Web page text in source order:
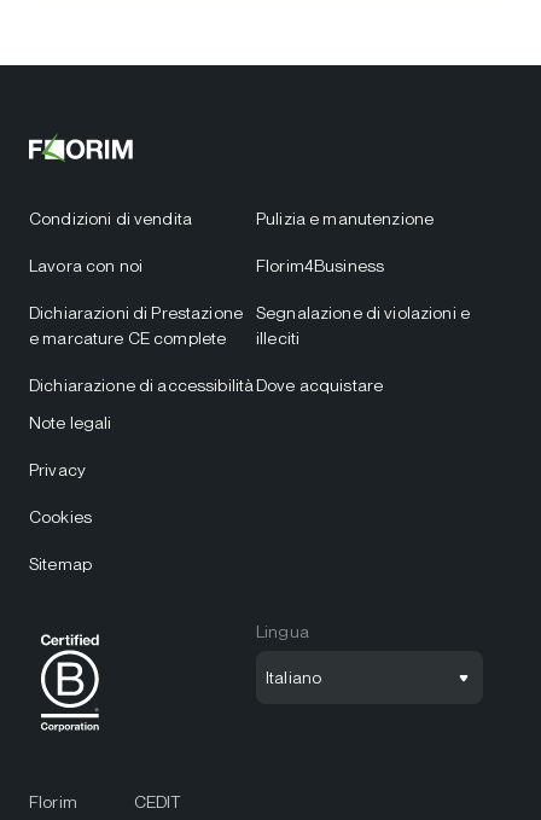
Condizioni di vendita
Lavora con noi
Dichiarazioni di Prestazione
e marcature CE complete
Dichiarazione di accessibilità
Pulizia e manutenzione
Florim4Business
Segnalazione di violazioni e
illeciti
Dove acquistare
Note legali
Privacy
Cookies
Sitemap
Lingua
Italiano
Florim CEDIT